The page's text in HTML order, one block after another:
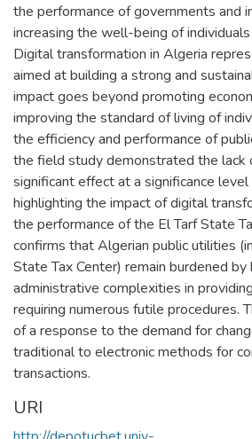
the performance of governments and
increasing the well-being of
Digital transformation in Algeria
aimed at building a strong and
impact goes beyond promoting
improving the standard of living of
the efficiency and performance of
the field study demonstrated the lack
significant effect at a significance
highlighting the impact of digital
the performance of the El Tarf State
confirms that Algerian public utilities
State Tax Center) remain burdened by
administrative complexities in
requiring numerous futile procedures.
of a response to the demand for
traditional to electronic methods for
transactions.
URI